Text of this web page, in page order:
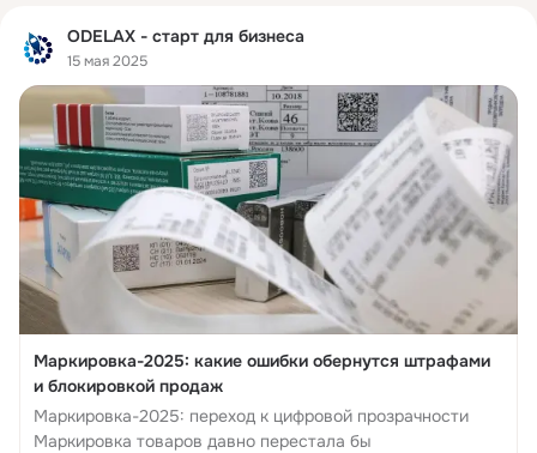
ODELAX - старт для бизнеса
15 мая 2025
Маркировка-2025: какие ошибки обернутся штрафами
и блокировкой продаж
Маркировка-2025: переход к цифровой прозрачности
Маркировка товаров давно перестала бы